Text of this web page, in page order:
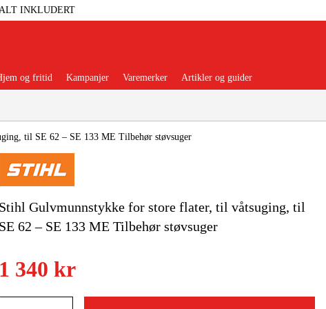
INKLUDERT
Verktøy Garasje Og Verksted
Og Forbruksvarer
Og Beskyttelse
og fritid Kampanjer Varemerker Artikler og guider
til SE 62 – SE 133 ME Tilbehør støvsuger
Stihl Gulvmunnstykke for store flater, til våtsuging, til
SE 62 – SE 133 ME Tilbehør støvsuger
1 340 kr